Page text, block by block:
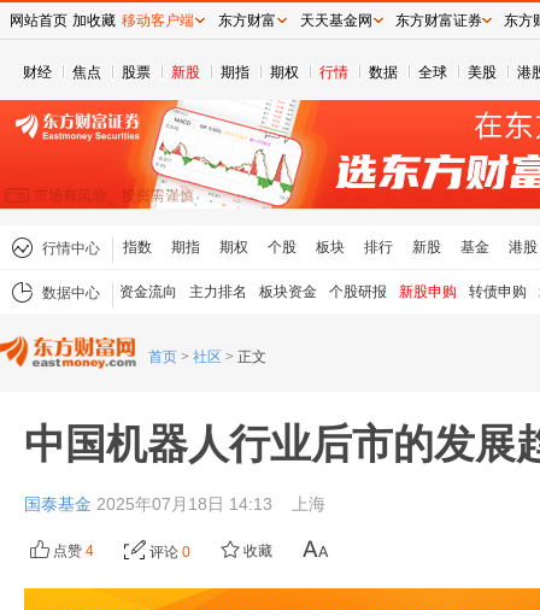
财经 焦点 股票 新股 期指 期权 行情 数据 全球 美股 港
行情中心 指数 期指 期权 个股 板块 排行 新股 基金 港股
数据中心 资金流向 主力排名 板块资金 个股研报 新股申购 转债申购
首页 > 社区 > 正文
中国机器人行业后市的发展
国泰基金 2025年07月18日 14:13 上海
点赞 4 评论 0 收藏
网站首页 加收藏 移动客户端 东方财富 天天基金网 东方财富证券 东方